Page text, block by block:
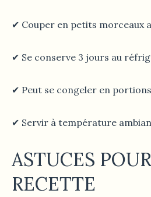
✔ Couper en petits morceaux
✔ Se conserve 3 jours au
✔ Peut se congeler en
✔ Servir à température
ASTUCES
RECETTE